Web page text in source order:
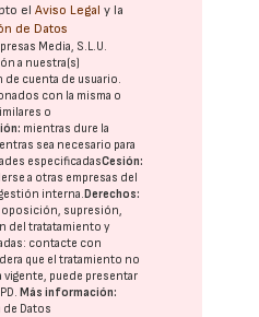
elAviso Legal y la
de Datos
Media, S.L.U.
a nuestra(s)
cuenta de usuario.
con la misma o
o
mientras dure la
sea necesario para
especificadasCesión:
a otras empresas del
interna.Derechos:
supresión,
del tratatamiento y
contacte con
que el tratamiento no
vigente, puede presentar
.Más información:
Datos